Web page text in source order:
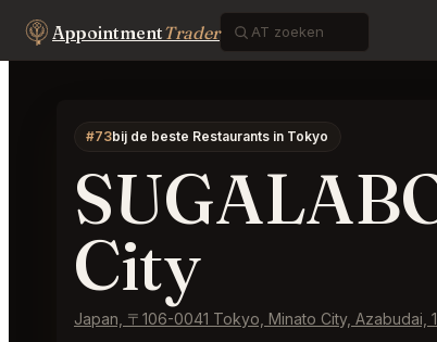
AppointmentTrader
#73bij de beste Restaurants in Tokyo
City
Japan, 〒106-0041 Tokyo, Minato City, Azabudai,